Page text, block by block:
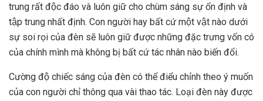
trung rất độc đáo và luôn giữ cho chùm sáng sự ổn định và
tập trung nhất định. Con người hay bất cứ một vật nào dưới
sự soi rọi của đèn sẽ luôn giữ được những đặc trưng vốn có
của chính mình mà không bị bất cứ tác nhân nào biến đổi.
Cường độ chiếc sáng của đèn có thể điểu chỉnh theo ý muốn
của con người chỉ thông qua vài thao tác. Loại đèn này được